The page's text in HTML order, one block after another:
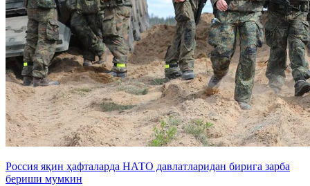
Россия яқин ҳафталарда НАТО давлатларидан бирига зарба
бериши мумкин